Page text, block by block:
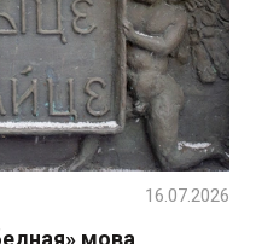
16.07.2026